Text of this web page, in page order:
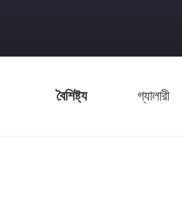
বৈশিষ্ট্য গ্যালারী